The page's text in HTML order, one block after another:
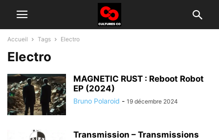
Accueil Tags Electro
Electro
MAGNETIC RUST : Reboot Robot
EP (2024)
Bruno Polaroid - 19 décembre 2024
Transmission – Transmissions